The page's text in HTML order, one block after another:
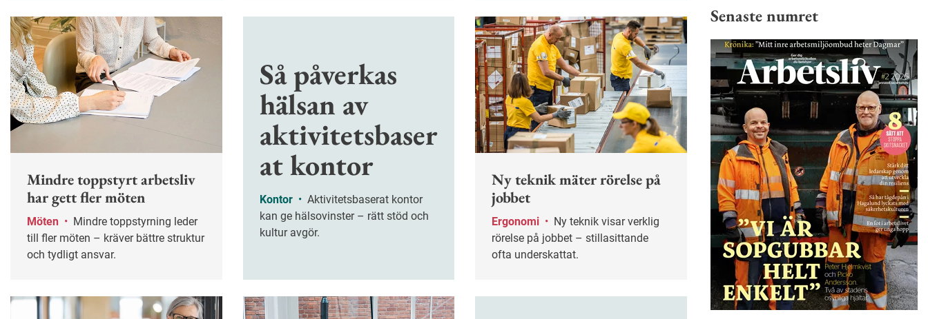
Mindre toppstyrt arbetsliv
har gett fler möten
Möten •
till fler möten – kräver bättre struktur
och tydligt ansvar.
Så påverkas
hälsan av
aktivitetsbaser
at kontor
Kontor •
kan ge hälsovinster – rätt stöd och
kultur avgör.
Ny teknik mäter rörelse på
jobbet
Ergonomi •
rörelse på jobbet – stillasittande
ofta underskattat.
Senaste numret